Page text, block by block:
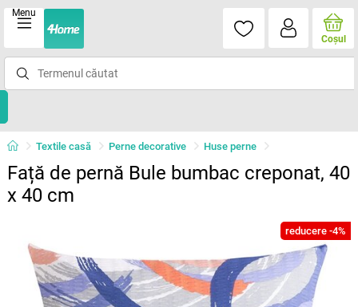
Menu
Coşul
Textile casă Perne decorative Huse perne
Față de pernă Bule bumbac creponat, 40
x 40 cm
reducere -4%